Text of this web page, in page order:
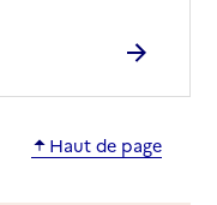
Haut de page